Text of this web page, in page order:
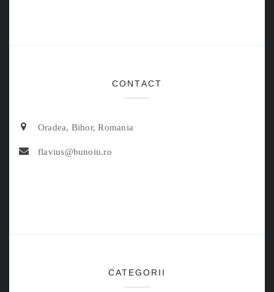
CONTACT
Oradea, Bihor, Romania
flavius@bunoiu.ro
CATEGORII